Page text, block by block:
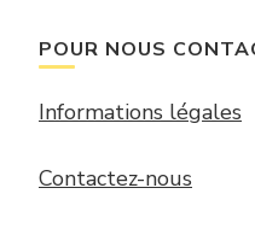
POUR NOUS
Informations légales
Contactez-nous